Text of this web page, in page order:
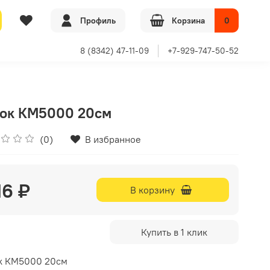
Профиль Корзина 0
8 (8342) 47-11-09 +7-929-747-50-52
КМ5000 20см
(0) В избранное
₽ В корзину
Купить в 1 клик
КМ5000 20см